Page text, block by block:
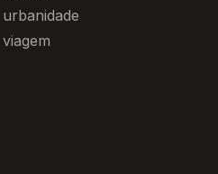
urbanidade
viagem